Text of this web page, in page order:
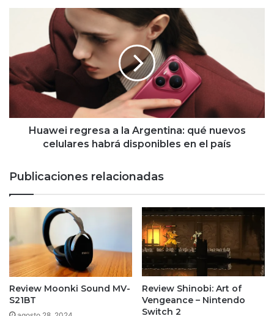
Argentina:
qué
nuevos
celulares
habrá
disponibles
Huawei regresa a la Argentina: qué nuevos
celulares habrá disponibles en el país
Publicaciones relacionadas
Review Moonki Sound MV-
S21BT
Review Shinobi: Art of
Vengeance – Nintendo
Switch 2